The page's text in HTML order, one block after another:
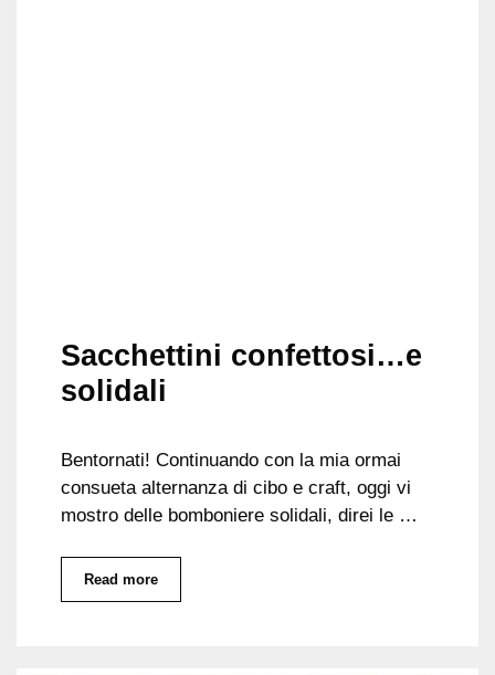
Sacchettini confettosi…e
solidali
Bentornati! Continuando con la mia ormai
consueta alternanza di cibo e craft, oggi vi
mostro delle bomboniere solidali, direi le …
Read more